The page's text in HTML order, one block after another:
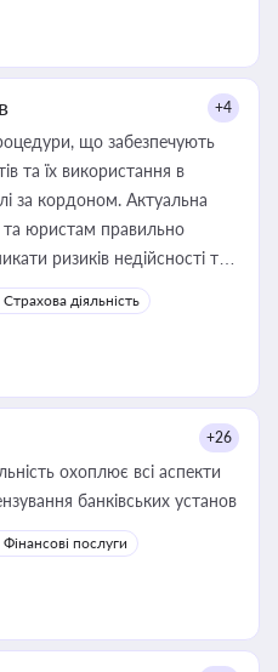
+4
що забезпечують
та їх використання в
за кордоном. Актуальна
та юристам правильно
ризиків недійсності та
органами влади та
Страхова діяльність
+26
охоплює всі аспекти
банківських установ
Фінансові послуги